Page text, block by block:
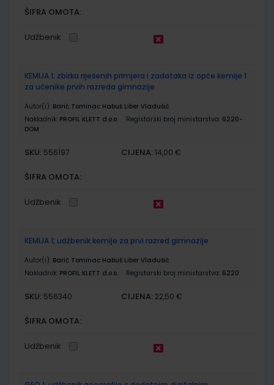
ŠIFRA OMOTA:
Udžbenik
KEMIJA 1; zbirka riješenih primjera i zadataka iz opće kemije 1
za učenike prvih razreda gimnazije
Autor(i): Barić Tominac Habuš Liber Vladušić
Nakladnik: PROFIL KLETT d.o.o. Registarski broj ministarstva: 6220-
DOM
SKU: 556197 CIJENA: 14,00 €
ŠIFRA OMOTA:
Udžbenik
KEMIJA 1; udžbenik kemije za prvi razred gimnazije
Autor(i): Barić Tominac Habuš Liber Vladušić
Nakladnik: PROFIL KLETT d.o.o. Registarski broj ministarstva: 6220
SKU: 556340 CIJENA: 22,50 €
ŠIFRA OMOTA:
Udžbenik